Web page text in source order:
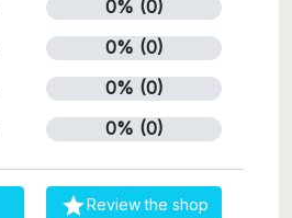
0% (0)
0% (0)
0% (0)
0% (0)
Review the shop